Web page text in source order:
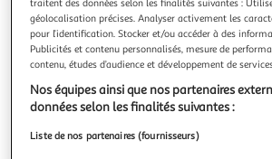
En savoir +
2kg
Vous voulez connaître le prix de
Afficher le prix
traitent des données selon les finalités suivantes :
géolocalisation précises. Analyser activement les
pour l’identification. Stocker et/ou accéder à des
Publicités et contenu personnalisés, mesure de
contenu, études d’audience et développement de
Nos équipes ainsi que nos partenaires
données selon les finalités suivantes :
Liste de nos partenaires (fournisseurs)